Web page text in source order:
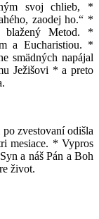
svoj chlieb, *
zaodej ho.“ *
Metod. *
a Eucharistiou. *
smädných napájal
Ježišovi * a preto
zvestovaní odišla
mesiace. * Vypros
a náš Pán a Boh
život.